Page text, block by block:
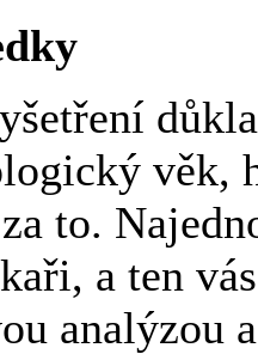
věk,
to.
a ten
analýzou